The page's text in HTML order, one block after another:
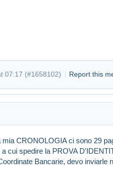
07:17 (#1658102) Report this
CRONOLOGIA ci sono 29
cui spedire la PROVA
Bancarie, devo inviarle